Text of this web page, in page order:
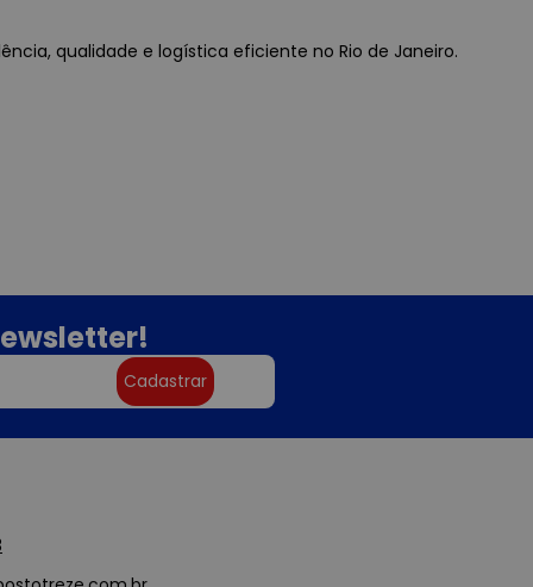
qualidade e logística eficiente no Rio de Janeiro.
Cadastrar